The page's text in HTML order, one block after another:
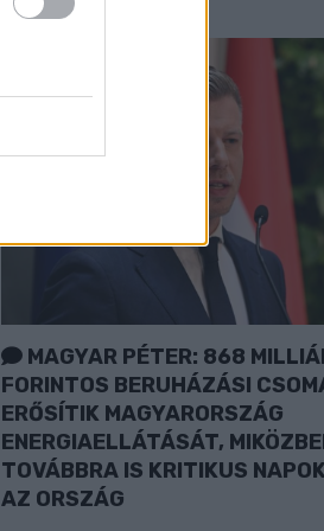
MAGYAR PÉTER: 868
FORINTOS BERUHÁZÁSI
ERŐSÍTIK MAGYARORSZÁG
ENERGIAELLÁTÁSÁT,
TOVÁBBRA IS KRITIKUS
AZ ORSZÁG